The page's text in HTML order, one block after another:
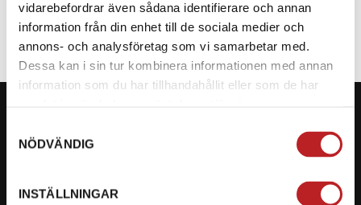
vidarebefordrar även sådana identifierare och annan
information från din enhet till de sociala medier och
annons- och analysföretag som vi samarbetar med.
Dessa kan i sin tur kombinera informationen med annan
information som du har tillhandahållit eller som de har
NÖDVÄNDIG
INSTÄLLNINGAR
Ångra mitt köp